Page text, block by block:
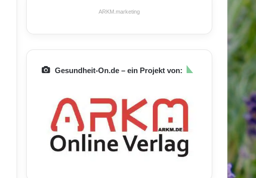
ARKM.marketing
Gesundheit-On.de – ein Projekt von: